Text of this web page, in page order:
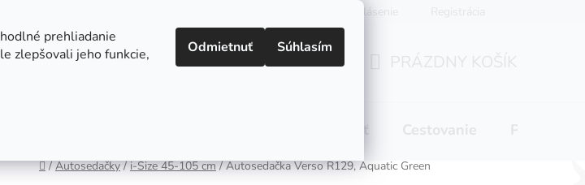
prehliadanie
zlepšovali jeho funkcie,
Odmietnuť Súhlasím
Prihlásenie
Domov
/ Autosedačky / i-Size 45-105 cm / Autosedačka Verso R129, Aquatic Green